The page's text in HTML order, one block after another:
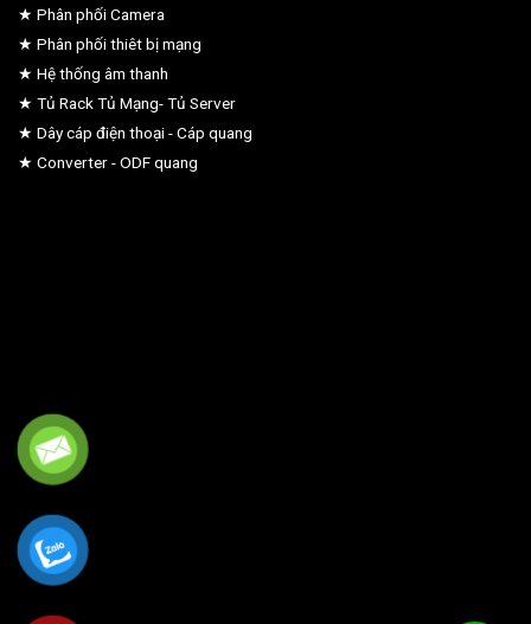
★ Phân phối Camera
★ Phân phối thiêt bị mạng
★ Hệ thống âm thanh
★ Tủ Rack Tủ Mạng- Tủ Server
★ Dây cáp điện thoại - Cáp quang
★ Converter - ODF quang